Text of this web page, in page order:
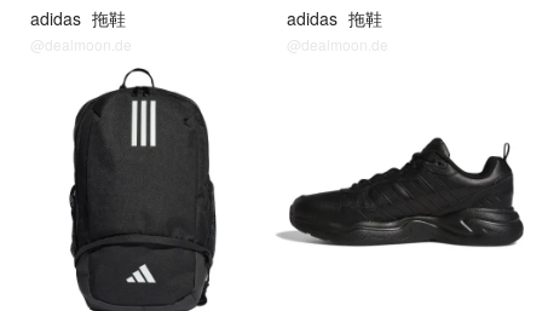
adidas 拖鞋
@dealmoon.de
adidas 拖鞋
@dealmoon.de